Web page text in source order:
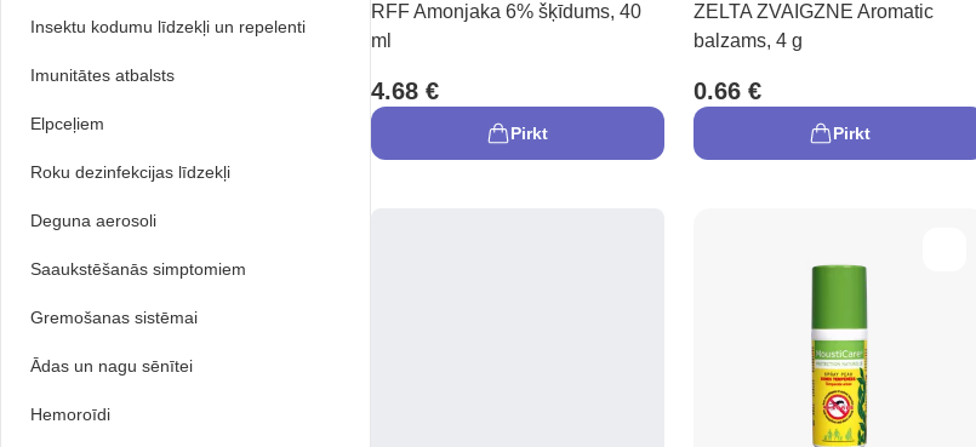
Insektu kodumu līdzekļi un repelenti
Imunitātes atbalsts
Elpceļiem
Roku dezinfekcijas līdzekļi
Deguna aerosoli
Saaukstēšanās simptomiem
Gremošanas sistēmai
Ādas un nagu sēnītei
Hemoroīdi
RFF Amonjaka 6% šķīdums, 40
ml
4.68 €
Pirkt
ZELTA ZVAIGZNE Aromatic
balzams, 4 g
0.66 €
Pirkt